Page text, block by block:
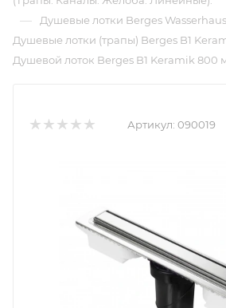
— Душевые лотки Berges
Душевые лотки (трапы) Berges B1
Душевой лоток Berges B1 Keramik 800
Артикул: 090019